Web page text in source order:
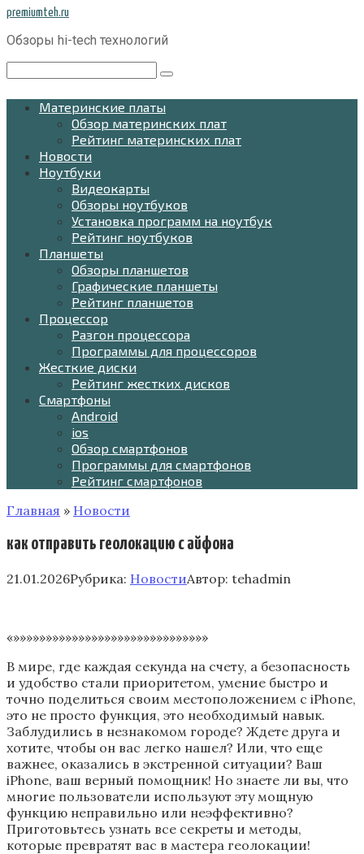
Перейти
контенту
premiumteh.ru
Обзоры hi-tech технологий
Материнские платы
Обзор материнских плат
Рейтинг материнских плат
Новости
Ноутбуки
Видеокарты
Обзоры ноутбуков
Установка программ на ноутбук
Рейтинг ноутбуков
Планшеты
Обзоры планшетов
Графические планшеты
Рейтинг планшетов
Процессор
Разгон процессора
Программы для процессоров
Жесткие диски
Рейтинг жестких дисков
Смартфоны
Android
ios
Обзор смартфонов
Программы для смартфонов
Рейтинг смартфонов
Главная » Новости
как отправить геолокацию с айфона
21.01.2026Рубрика: НовостиАвтор: tehadmin
«»»»»»»»»»»»»»»»»»»»»»»»»»»»»»»
В мире, где каждая секунда на счету, а безопасность
и удобство стали приоритетом, умение быстро и
точно поделиться своим местоположением с iPhone,
это не просто функция, это необходимый навык.
Заблудились в незнакомом городе? Ждете друга и
хотите, чтобы он вас легко нашел? Или, что еще
важнее, оказались в экстренной ситуации? Ваш
iPhone, ваш верный помощник! Но знаете ли вы, что
многие пользователи используют эту мощную
функцию неправильно или неэффективно?
Приготовьтесь узнать все секреты и методы,
которые превратят вас в мастера геолокации!